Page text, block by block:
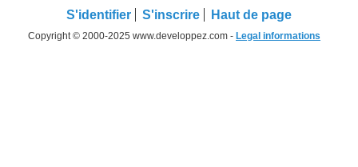
S'identifier S'inscrire Haut de page
Copyright © 2000-2025 www.developpez.com - Legal informations